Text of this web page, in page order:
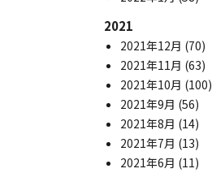
2021
2021年12月 (70)
2021年11月 (63)
2021年10月 (100)
2021年9月 (56)
2021年8月 (14)
2021年7月 (13)
2021年6月 (11)